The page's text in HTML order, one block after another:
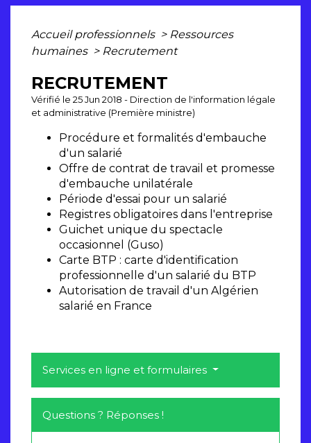
Accueil professionnels > Ressources
humaines > Recrutement
RECRUTEMENT
Vérifié le 25 Jun 2018 - Direction de l'information légale
et administrative (Première ministre)
Procédure et formalités d'embauche
d'un salarié
Offre de contrat de travail et promesse
d'embauche unilatérale
Période d'essai pour un salarié
Registres obligatoires dans l'entreprise
Guichet unique du spectacle
occasionnel (Guso)
Carte BTP : carte d'identification
professionnelle d'un salarié du BTP
Autorisation de travail d'un Algérien
salarié en France
Services en ligne et formulaires
Questions ? Réponses !